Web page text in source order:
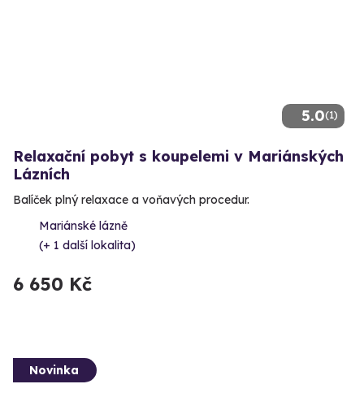
5.0(1)
Relaxační pobyt s koupelemi v Mariánských
Lázních
Balíček plný relaxace a voňavých procedur.
Mariánské lázně
(+ 1 další lokalita)
6 650 Kč
Novinka